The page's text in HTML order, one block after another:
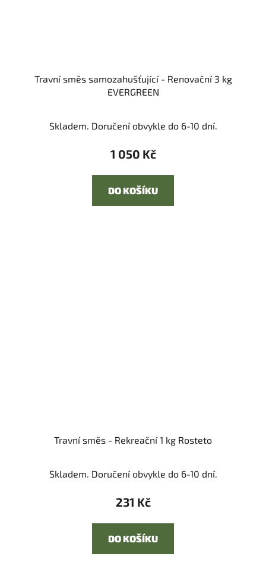
Travní směs samozahušťující - Renovační 3 kg
EVERGREEN
Skladem. Doručení obvykle do 6-10 dní.
1 050 Kč
DO KOŠÍKU
Travní směs - Rekreační 1 kg Rosteto
Skladem. Doručení obvykle do 6-10 dní.
231 Kč
DO KOŠÍKU